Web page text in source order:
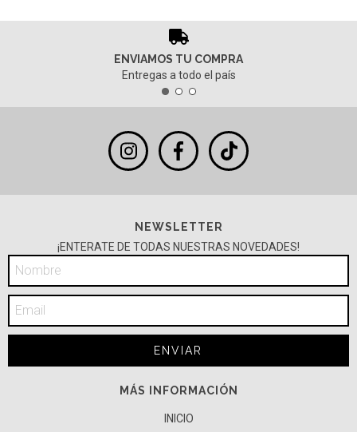
ENVIAMOS TU COMPRA
Entregas a todo el país
NEWSLETTER
¡ENTERATE DE TODAS NUESTRAS NOVEDADES!
MÁS INFORMACIÓN
INICIO